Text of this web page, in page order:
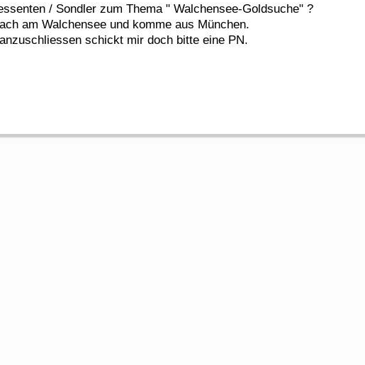
/ Sondler zum Thema " Walchensee-Goldsuche" ?
am Walchensee und komme aus München.
schickt mir doch bitte eine PN.